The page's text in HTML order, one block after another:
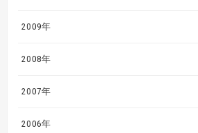
2009年
2008年
2007年
2006年